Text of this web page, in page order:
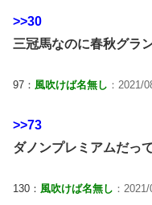
>>30
三冠馬なのに春秋グラ
97： 風吹けば名無し ：2021/
>>73
ダノンプレミアムだっ
130： 風吹けば名無し ：